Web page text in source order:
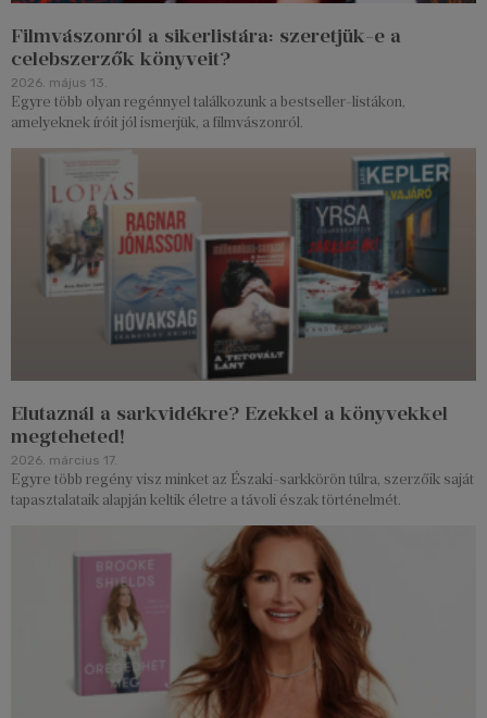
Filmvászonról a sikerlistára: szeretjük-e a
celebszerzők könyveit?
2026. május 13.
Egyre több olyan regénnyel találkozunk a bestseller-listákon,
amelyeknek íróit jól ismerjük, a filmvászonról.
Elutaznál a sarkvidékre? Ezekkel a könyvekkel
megteheted!
2026. március 17.
Egyre több regény visz minket az Északi-sarkkörön túlra, szerzőik saját
tapasztalataik alapján keltik életre a távoli észak történelmét.